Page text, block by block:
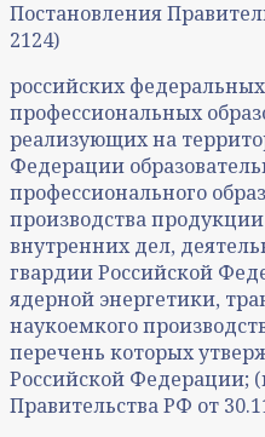
Постановления
2124)
российских
профессиональных
реализующих на
Федерации
профессионального
производства
внутренних дел,
гвардии Российской
ядерной энергетики,
наукоемкого
перечень которых
Российской Федерации;
Правительства РФ от